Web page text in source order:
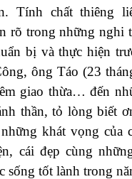
Tính chất thiêng
rõ trong những nghi
bị và thực hiện
ông Táo (23
giao thừa… đến
thần, tỏ lòng biết
khát vọng của
cái đẹp cùng
sống tốt lành trong